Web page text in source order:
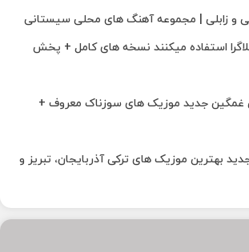
و زابلی | مجموعه آهنگ‌ های محلی سیستانی
استفاده میکنند نسخه های کامل + پخش
غمگین جدید موزیک های سوزناک معروف +
بهترین موزیک‌ های ترکی آذربایجان، تبریز و